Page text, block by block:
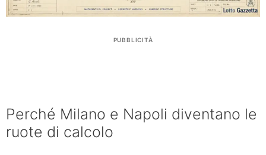
PUBBLICITÀ
Perché Milano e Napoli diventano le
ruote di calcolo